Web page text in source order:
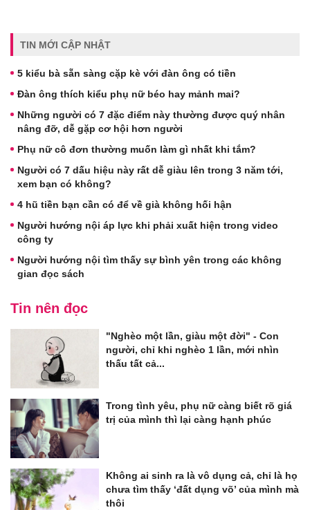
TIN MỚI CẬP NHẬT
5 kiểu bà sẵn sàng cặp kè với đàn ông có tiền
Đàn ông thích kiểu phụ nữ béo hay mảnh mai?
Những người có 7 đặc điểm này thường được quý nhân
nâng đỡ, dễ gặp cơ hội hơn người
Phụ nữ cô đơn thường muốn làm gì nhất khi tắm?
Người có 7 dấu hiệu này rất dễ giàu lên trong 3 năm tới,
xem bạn có không?
4 hũ tiền bạn cần có để về già không hối hận
Người hướng nội áp lực khi phải xuất hiện trong video
công ty
Người hướng nội tìm thấy sự bình yên trong các không
gian đọc sách
Tin nên đọc
"Nghèo một lần, giàu một đời" - Con
người, chỉ khi nghèo 1 lần, mới nhìn
thấu tất cả...
Trong tình yêu, phụ nữ càng biết rõ giá
trị của mình thì lại càng hạnh phúc
Không ai sinh ra là vô dụng cả, chỉ là họ
chưa tìm thấy ‘đất dụng võ’ của mình mà
thôi